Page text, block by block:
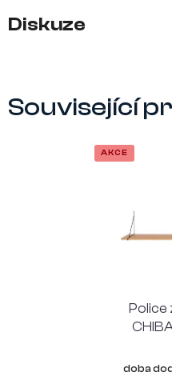
Diskuze
Související
AKCE
Police
doba